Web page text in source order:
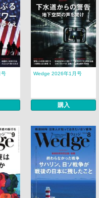
号 Wedge 2026年1月号
購入